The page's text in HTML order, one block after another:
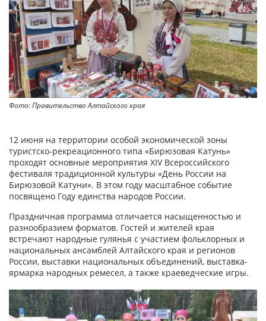
Фото: Правительство Алтайского края
12 июня на территории особой экономической зоны
туристско-рекреационного типа «Бирюзовая Катунь»
проходят основные мероприятия XIV Всероссийского
фестиваля традиционной культуры «День России на
Бирюзовой Катуни». В этом году масштабное событие
посвящено Году единства народов России.
Праздничная программа отличается насыщенностью и
разнообразием форматов. Гостей и жителей края
встречают народные гулянья с участием фольклорных и
национальных ансамблей Алтайского края и регионов
России, выставки национальных объединений, выставка-
ярмарка народных ремесел, а также краеведческие игры.